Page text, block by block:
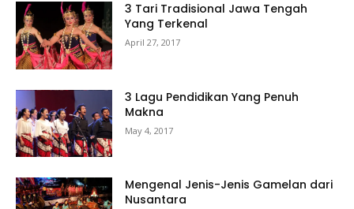
3 Tari Tradisional Jawa Tengah
Yang Terkenal
April 27, 2017
3 Lagu Pendidikan Yang Penuh
Makna
May 4, 2017
Mengenal Jenis-Jenis Gamelan dari
Nusantara